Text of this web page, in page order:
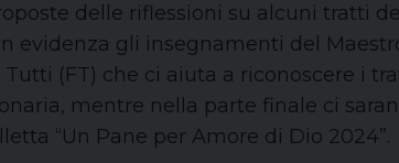
delle riflessioni su alcuni tratti
gli insegnamenti del
(FT) che ci aiuta a riconoscere i
mentre nella parte finale ci
“Un Pane per Amore di Dio 2024”.